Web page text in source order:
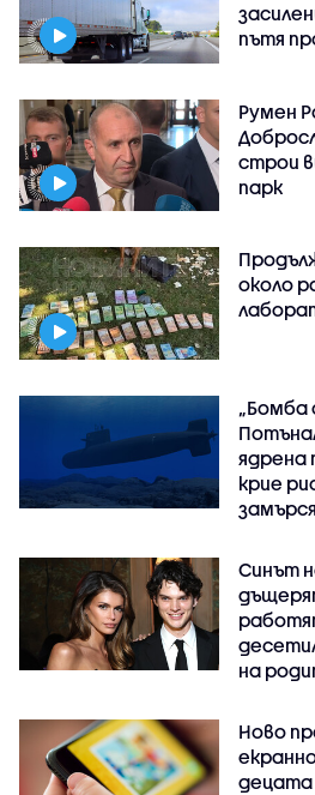
пътя
Румен
строи
парк
около
„Бомба
ядрена
крие
Синът
на
Ново
децата